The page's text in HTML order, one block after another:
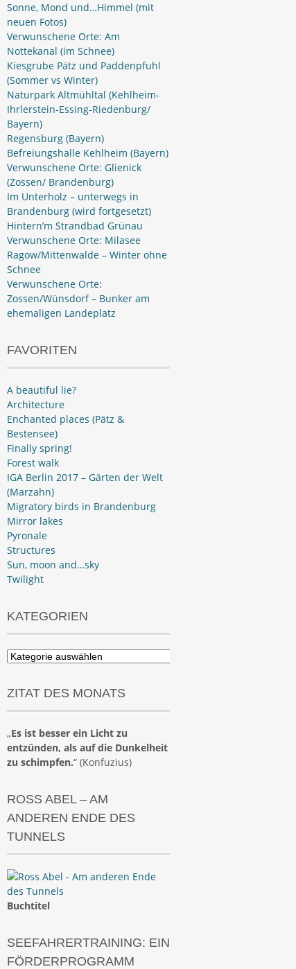
Sonne, Mond und…Himmel (mit
neuen Fotos)
Verwunschene Orte: Am
Nottekanal (im Schnee)
Kiesgrube Pätz und Paddenpfuhl
(Sommer vs Winter)
Naturpark Altmühltal (Kehlheim-
Ihrlerstein-Essing-Riedenburg/
Bayern)
Regensburg (Bayern)
Befreiungshalle Kehlheim (Bayern)
Verwunschene Orte: Glienick
(Zossen/ Brandenburg)
Im Unterholz – unterwegs in
Brandenburg (wird fortgesetzt)
Hintern’m Strandbad Grünau
Verwunschene Orte: Milasee
Ragow/Mittenwalde – Winter ohne
Schnee
Verwunschene Orte:
Zossen/Wünsdorf – Bunker am
ehemaligen Landeplatz
FAVORITEN
A beautiful lie?
Architecture
Enchanted places (Pätz &
Bestensee)
Finally spring!
Forest walk
IGA Berlin 2017 – Gärten der Welt
(Marzahn)
Migratory birds in Brandenburg
Mirror lakes
Pyronale
Structures
Sun, moon and…sky
Twilight
KATEGORIEN
Kategorien
ZITAT DES MONATS
„Es ist besser ein Licht zu
entzünden, als auf die Dunkelheit
zu schimpfen.“ (Konfuzius)
ROSS ABEL – AM
ANDEREN ENDE DES
TUNNELS
Buchtitel
SEEFAHRERTRAINING: EIN
FÖRDERPROGRAMM